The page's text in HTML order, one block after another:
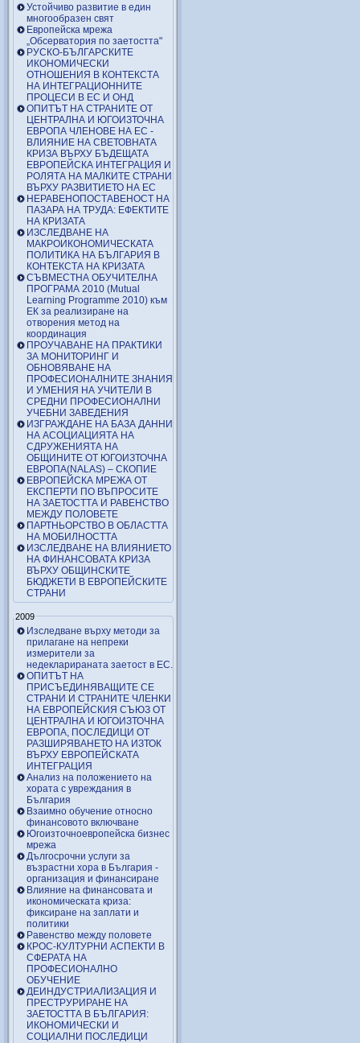
Устойчиво развитие в един
многообразен свят
Европейска мрежа
„Обсерватория по заетостта"
РУСКО-БЪЛГАРСКИТЕ
ИКОНОМИЧЕСКИ
ОТНОШЕНИЯ В КОНТЕКСТА
НА ИНТЕГРАЦИОННИТЕ
ПРОЦЕСИ В ЕС И ОНД
ОПИТЪТ НА СТРАНИТЕ ОТ
ЦЕНТРАЛНА И ЮГОИЗТОЧНА
ЕВРОПА ЧЛЕНОВЕ НА ЕС -
ВЛИЯНИЕ НА СВЕТОВНАТА
КРИЗА ВЪРХУ БЪДЕЩАТА
ЕВРОПЕЙСКА ИНТЕГРАЦИЯ И
РОЛЯТА НА МАЛКИТЕ СТРАНИ
ВЪРХУ РАЗВИТИЕТО НА ЕС
НЕРАВЕНОПОСТАВЕНОСТ НА
ПАЗАРА НА ТРУДА: ЕФЕКТИТЕ
НА КРИЗАТА
ИЗСЛЕДВАНЕ НА
МАКРОИКОНОМИЧЕСКАТА
ПОЛИТИКА НА БЪЛГАРИЯ В
КОНТЕКСТА НА КРИЗАТА
СЪВМЕСТНА ОБУЧИТЕЛНА
ПРОГРАМА 2010 (Mutual
Learning Programme 2010) към
ЕК за реализиране на
отворения метод на
координация
ПРОУЧАВАНЕ НА ПРАКТИКИ
ЗА МОНИТОРИНГ И
ОБНОВЯВАНЕ НА
ПРОФЕСИОНАЛНИТЕ ЗНАНИЯ
И УМЕНИЯ НА УЧИТЕЛИ В
СРЕДНИ ПРОФЕСИОНАЛНИ
УЧЕБНИ ЗАВЕДЕНИЯ
ИЗГРАЖДАНЕ НА БАЗА ДАННИ
НА АСОЦИАЦИЯТА НА
СДРУЖЕНИЯТА НА
ОБЩИНИТЕ ОТ ЮГОИЗТОЧНА
ЕВРОПА(NALAS) – СКОПИЕ
ЕВРОПЕЙСКА МРЕЖА ОТ
ЕКСПЕРТИ ПО ВЪПРОСИТЕ
НА ЗАЕТОСТТА И РАВЕНСТВО
МЕЖДУ ПОЛОВЕТЕ
ПАРТНЬОРСТВО В ОБЛАСТТА
НА МОБИЛНОСТТА
ИЗСЛЕДВАНЕ НА ВЛИЯНИЕТО
НА ФИНАНСОВАТА КРИЗА
ВЪРХУ ОБЩИНСКИТЕ
БЮДЖЕТИ В ЕВРОПЕЙСКИТЕ
СТРАНИ
2009
Изследване върху методи за
прилагане на непреки
измерители за
недекларираната заетост в ЕС.
ОПИТЪТ НА
ПРИСЪЕДИНЯВАЩИТЕ СЕ
СТРАНИ И СТРАНИТЕ ЧЛЕНКИ
НА ЕВРОПЕЙСКИЯ СЪЮЗ ОТ
ЦЕНТРАЛНА И ЮГОИЗТОЧНА
ЕВРОПА, ПОСЛЕДИЦИ ОТ
РАЗШИРЯВАНЕТО НА ИЗТОК
ВЪРХУ ЕВРОПЕЙСКАТА
ИНТЕГРАЦИЯ
Анализ на положението на
хората с увреждания в
България
Взаимно обучение относно
финансовото включване
Югоизточноевропейска бизнес
мрежа
Дългосрочни услуги за
възрастни хора в България -
организация и финансиране
Влияние на финансовата и
икономическата криза:
фиксиране на заплати и
политики
Равенство между половете
КРОС-КУЛТУРНИ АСПЕКТИ В
СФЕРАТА НА
ПРОФЕСИОНАЛНО
ОБУЧЕНИЕ
ДЕИНДУСТРИАЛИЗАЦИЯ И
ПРЕСТРУРИРАНЕ НА
ЗАЕТОСТТА В БЪЛГАРИЯ:
ИКОНОМИЧЕСКИ И
СОЦИАЛНИ ПОСЛЕДИЦИ